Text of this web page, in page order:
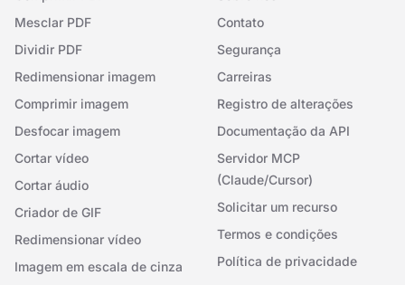
Mesclar PDF
Dividir PDF
Redimensionar imagem
Comprimir imagem
Desfocar imagem
Cortar vídeo
Cortar áudio
Criador de GIF
Redimensionar vídeo
Imagem em escala de cinza
Contato
Segurança
Carreiras
Registro de alterações
Documentação da API
Servidor MCP
(Claude/Cursor)
Solicitar um recurso
Termos e condições
Política de privacidade